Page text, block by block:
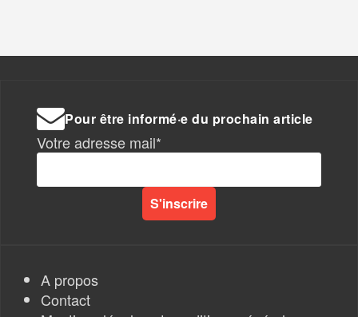
Pour être informé·e du prochain article
Votre adresse mail*
A propos
Contact